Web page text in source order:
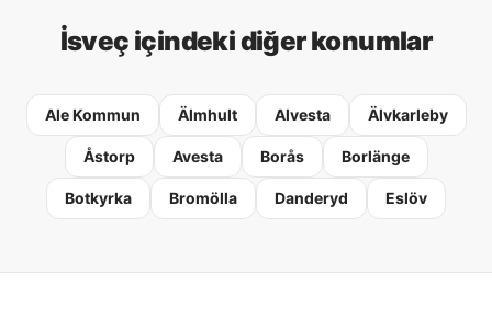
İsveç içindeki diğer konumlar
Ale Kommun Älmhult Alvesta Älvkarleby
Åstorp Avesta Borås Borlänge
Botkyrka Bromölla Danderyd Eslöv